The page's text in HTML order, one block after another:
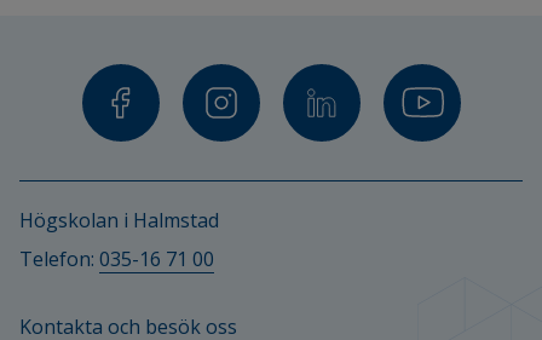
Högskolan i Halmstad
Telefon: 035-16 71 00
Kontakta och besök oss